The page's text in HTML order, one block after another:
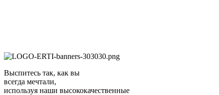
Выспитесь так, как вы
всегда мечтали,
используя наши высококачественные